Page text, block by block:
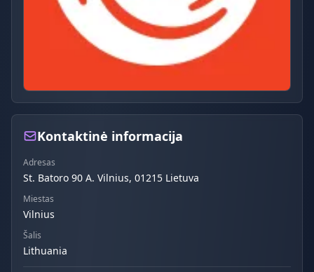
Kontaktinė informacija
Adresas
St. Batoro 90 A. Vilnius, 01215 Lietuva
Miestas
Vilnius
Šalis
Lithuania